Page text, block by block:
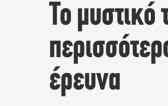
Το μυστικό
έρευνα